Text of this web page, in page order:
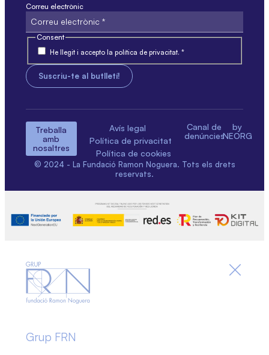
Correu electrònic
Consent
He llegit i accepto la política de privacitat. *
Treballa
amb
nosaltres
Avís legal
Política de privacitat
Política de cookies
Canal de
denúncies
by
NEORG
© 2024 - La Fundació Ramon Noguera. Tots els drets
reservats.
Grup FRN